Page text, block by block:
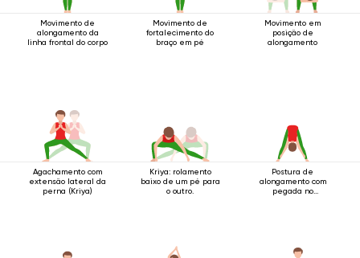
Movimento de
alongamento da
linha frontal do corpo
Movimento de
fortalecimento do
braço em pé
Movimento em
posição de
alongamento
Agachamento com
extensão lateral da
perna (Kriya)
Kriya: rolamento
baixo de um pé para
o outro.
Postura de
alongamento com
pegada no